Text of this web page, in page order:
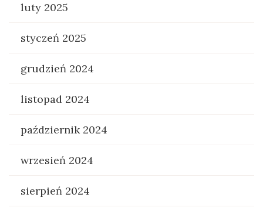
luty 2025
styczeń 2025
grudzień 2024
listopad 2024
październik 2024
wrzesień 2024
sierpień 2024